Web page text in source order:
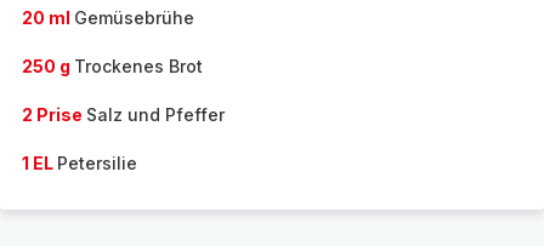
20 ml Gemüsebrühe
250 g Trockenes Brot
2 Prise Salz und Pfeffer
1 EL Petersilie